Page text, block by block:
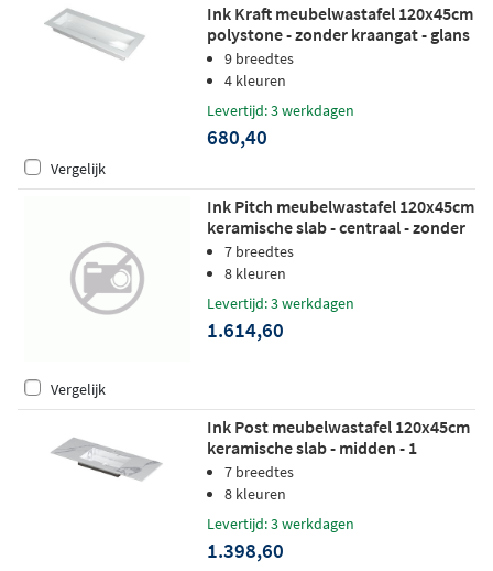
Ink Kraft meubelwastafel 120x45cm
polystone - zonder kraangat - glans
wit9 breedtes
4 kleuren
Levertijd: 3 werkdagen
680,40
Vergelijk
Ink Pitch meubelwastafel 120x45cm
keramische slab - centraal - zonder
kraangaten - island glossy
7 breedtes
8 kleuren
Levertijd: 3 werkdagen
1.614,60
Vergelijk
Ink Post meubelwastafel 120x45cm
keramische slab - midden - 1
kraangat - statuario glans
7 breedtes
8 kleuren
Levertijd: 3 werkdagen
1.398,60